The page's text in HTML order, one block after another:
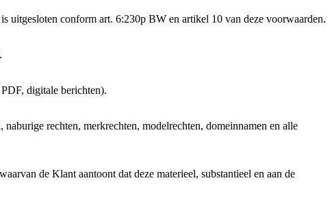
uitgesloten conform art. 6:230p BW en artikel 10 van deze voorwaarden.
digitale berichten).
rechten, merkrechten, modelrechten, domeinnamen en alle
de Klant aantoont dat deze materieel, substantieel en aan de